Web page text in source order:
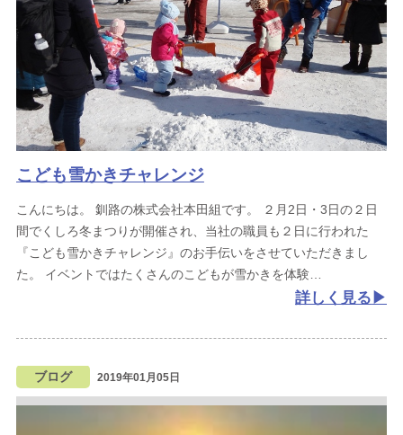
こども雪かきチャレンジ
こんにちは。 釧路の株式会社本田組です。
２月2日・3日の２日
間でくしろ冬まつりが開催され、当社の職員も２日に行われた
『こども雪かきチャレンジ』のお手伝いをさせていただきまし
た。
イベントではたくさんのこどもが雪かきを体験
詳しく見る
ブログ 2019年01月05日